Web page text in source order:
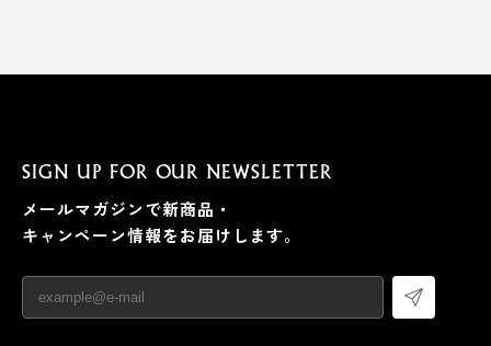
SIGN UP FOR OUR NEWSLETTER
メールマガジンで新商品・
キャンペーン情報をお届けします。